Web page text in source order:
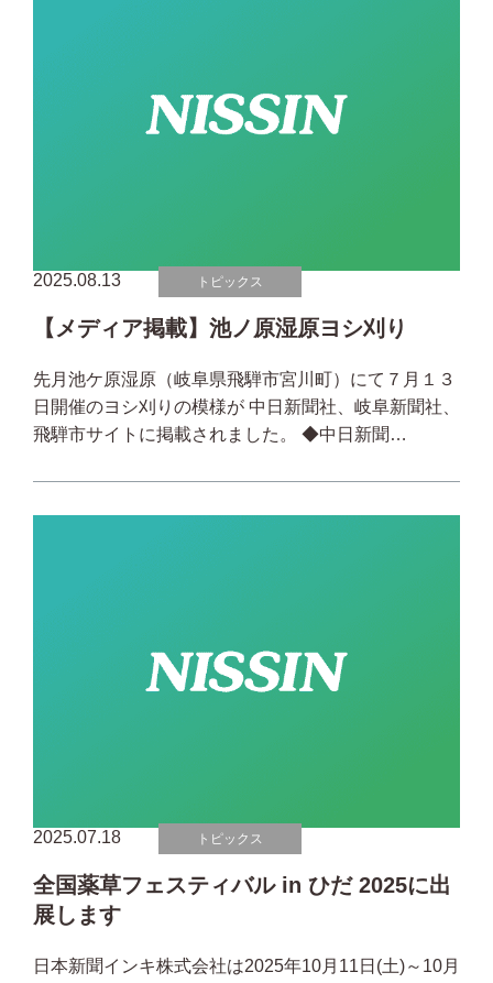
2025.08.13 トピックス
【メディア掲載】池ノ原湿原ヨシ刈り
先月池ケ原湿原（岐阜県飛騨市宮川町）にて７月１３
日開催のヨシ刈りの模様が 中日新聞社、岐阜新聞社、
飛騨市サイトに掲載されました。 ◆中日新聞…
2025.07.18 トピックス
全国薬草フェスティバル in ひだ 2025に出
展します
日本新聞インキ株式会社は2025年10月11日(土)～10月